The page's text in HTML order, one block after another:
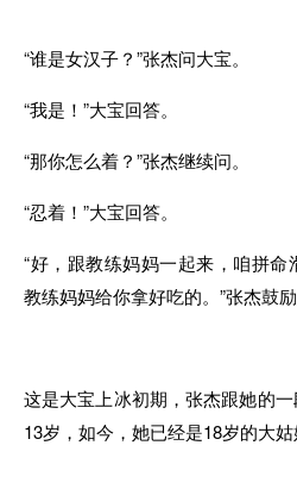
“谁是女汉子？”张杰问大宝。
“我是！”大宝回答。
“那你怎么着？”张杰继续问。
“忍着！”大宝回答。
“好，跟教练妈妈一起来，咱拼
教练妈妈给你拿好吃的。”张杰鼓励
这是大宝上冰初期，张杰跟她的
13岁，如今，她已经是18岁的大姑